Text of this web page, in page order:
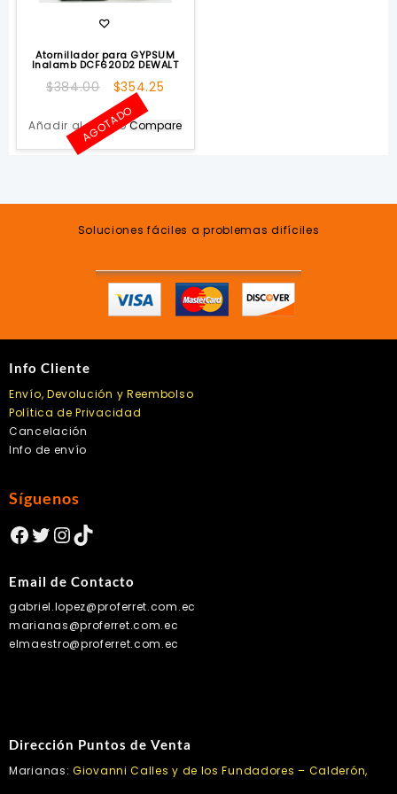
Atornillador para GYPSUM
Inalamb DCF620D2 DEWALT
$384.00
El
precio
original
$354.25
actual
Añadir al carrito
AGOTADOCompare
Soluciones fáciles a problemas difíciles
Info Cliente
Envío, Devolución y Reembolso
Política de Privacidad
Cancelación
Info de envío
Síguenos
Facebook
Twitter
Instagram
TikTok
Email de Contacto
gabriel.lopez@proferret.com.ec
marianas@proferret.com.ec
elmaestro@proferret.com.ec
Dirección Puntos de Venta
Marianas: Giovanni Calles y de los Fundadores – Calderón,